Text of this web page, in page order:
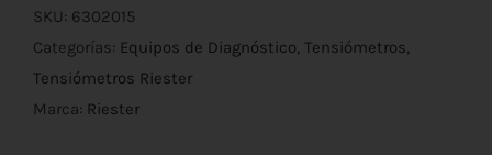
Ref.
1442
cantidad
SKU: 6302015
Categorías: Equipos de Diagnóstico, Tensiómetros,
Tensiómetros Riester
Marca: Riester